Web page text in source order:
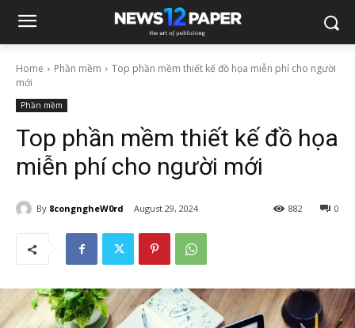
Home Phần mềm
Top phần mềm thiết kế đồ họa miễn phí cho người
mới
Phần mềm
Top phần mềm thiết kế đồ họa
miễn phí cho người mới
By 8congngheW0rd August 29, 2024 0
882